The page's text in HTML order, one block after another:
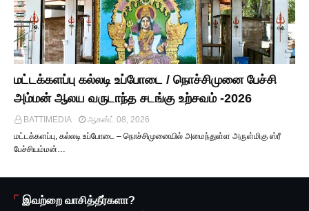
மட்டக்களப்பு கல்லடி உப்போடை / நொச்சிமுனை பேச்சி
அம்மன் ஆலய வருடாந்த சடங்கு உற்சவம் -2026
BATTIMEDIA
ஆகஸ்ட் 08, 2026
மட்டக்களப்பு, கல்லடி உப்போடை – நொச்சிமுனையில் அமைந்துள்ள அருள்மிகு ஸ்ரீ
பேச்சியம்மன்…
இவற்றை வாசித்தீர்களா?